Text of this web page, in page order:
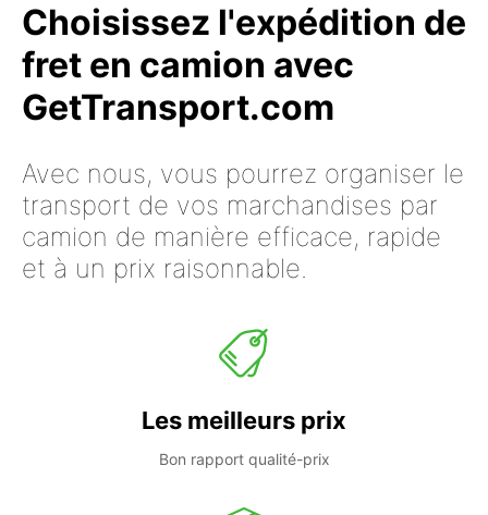
Choisissez l'expédition de
fret en camion avec
GetTransport.com
Avec nous, vous pourrez organiser le
transport de vos marchandises par
camion de manière efficace, rapide
et à un prix raisonnable.
Les meilleurs prix
Bon rapport qualité-prix